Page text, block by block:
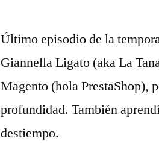
Último episodio de la
Giannella Ligato (aka La
Magento (hola PrestaShop),
profundidad. También
destiempo.